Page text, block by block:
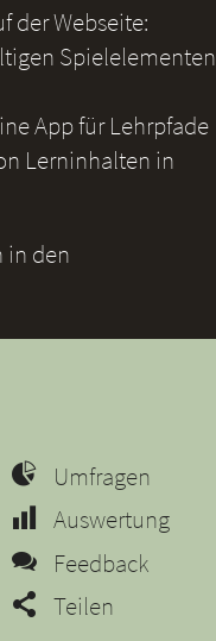
der Webseite:
Spielelementen
App für Lehrpfade
Lerninhalten in
in den
Umfragen
Auswertung
Feedback
Teilen